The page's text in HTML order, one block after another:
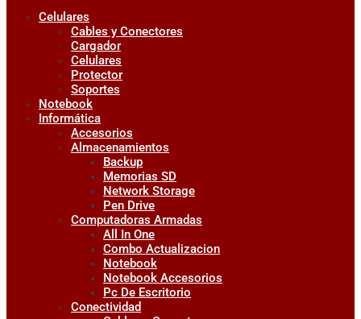
Celulares
Cables y Conectores
Cargador
Celulares
Protector
Soportes
Notebook
Informática
Accesorios
Almacenamientos
Backup
Memorias SD
Network Storage
Pen Drive
Computadoras Armadas
All In One
Combo Actualizacion
Notebook
Notebook Accesorios
Pc De Escritorio
Conectividad